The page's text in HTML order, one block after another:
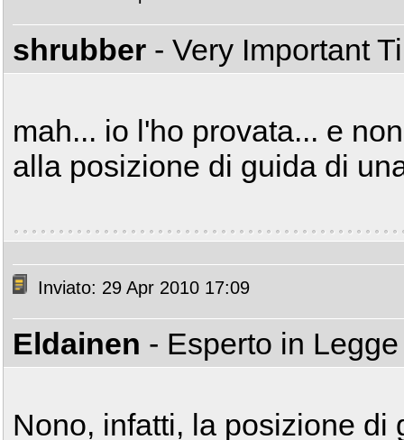
shrubber - Very Important
mah... io l'ho provata... e
alla posizione di guida di
Inviato: 29 Apr 2010 17:09
Eldainen - Esperto in
Nono, infatti, la posizione di